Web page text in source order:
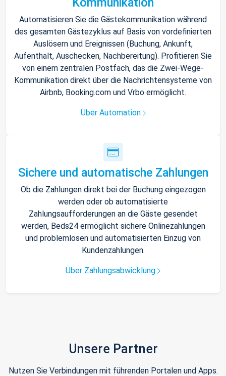
Automatisieren Sie die Gästekommunikation während
des gesamten Gästezyklus auf Basis von vordefinierten
Auslösern und Ereignissen (Buchung, Ankunft,
Aufenthalt, Auschecken, Nachbereitung). Profitieren Sie
von einem zentralen Postfach, das die Zwei-Wege-
Kommunikation direkt über die Nachrichtensysteme von
Airbnb, Booking.com und Vrbo ermöglicht.
Über Automation
Sichere und automatische Zahlungen
Ob die Zahlungen direkt bei der Buchung eingezogen
werden oder ob automatisierte
Zahlungsaufforderungen an die Gäste gesendet
werden, Beds24 ermöglicht sichere Onlinezahlungen
und problemlosen und automatisierten Einzug von
Kundenzahlungen.
Über Zahlungsabwicklung
Unsere Partner
Nutzen Sie Verbindungen mit führenden Portalen und Apps.